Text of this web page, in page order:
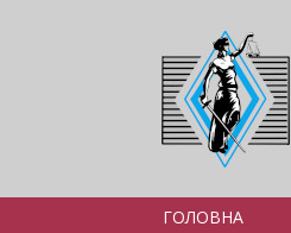
ГОЛОВНА